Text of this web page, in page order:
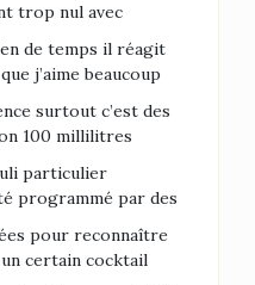
trop nul avec
de temps il réagit
j’aime beaucoup
surtout c’est des
100 millilitres
particulier
programmé par des
pour reconnaître
certain cocktail